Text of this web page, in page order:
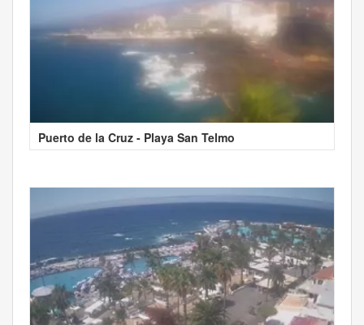
Puerto de la Cruz - Playa San Telmo